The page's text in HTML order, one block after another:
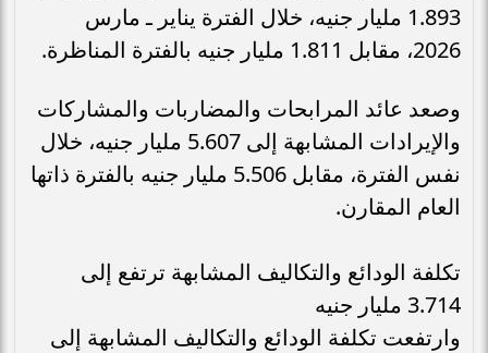
1.893 مليار جنيه، خلال الفترة يناير ـ مارس
2026، مقابل 1.811 مليار جنيه بالفترة المناظرة.
وصعد عائد المرابحات والمضاربات والمشاركات
والإيرادات المشابهة إلى 5.607 مليار جنيه، خلال
نفس الفترة، مقابل 5.506 مليار جنيه بالفترة ذاتها
العام المقارن.
تكلفة الودائع والتكاليف المشابهة ترتفع إلى
3.714 مليار جنيه
وارتفعت تكلفة الودائع والتكاليف المشابهة إلى